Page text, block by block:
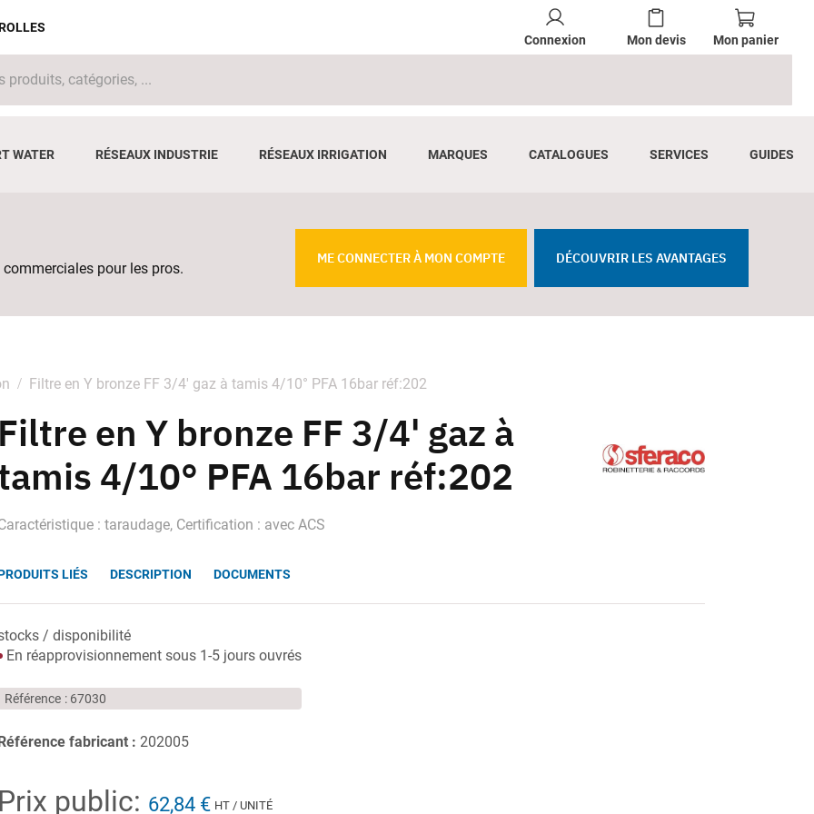
Connexion Mon devis Mon panier
WATER RÉSEAUX INDUSTRIE RÉSEAUX IRRIGATION MARQUES CATALOGUES SERVICES GUIDES
pour les pros.
ME CONNECTER À MON COMPTE DÉCOUVRIR LES AVANTAGES
Filtre en Y bronze FF 3/4' gaz à tamis 4/10° PFA 16bar réf:202
Filtre en Y bronze FF 3/4' gaz à
4/10° PFA 16bar réf:202
: taraudage, Certification : avec ACS
LIÉS DESCRIPTION DOCUMENTS
/ disponibilité
En réapprovisionnement sous 1-5 jours ouvrés
Référence 67030
fabricant : 202005
Prix public: 62,84 € HT / UNITÉ